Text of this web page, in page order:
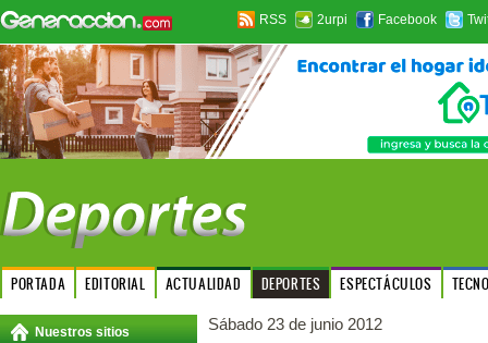
RSS 2urpi Facebook
PORTADA EDITORIAL ACTUALIDAD DEPORTES ESPECTÁCULOS
Nuestros sitios Sábado 23 de junio 2012